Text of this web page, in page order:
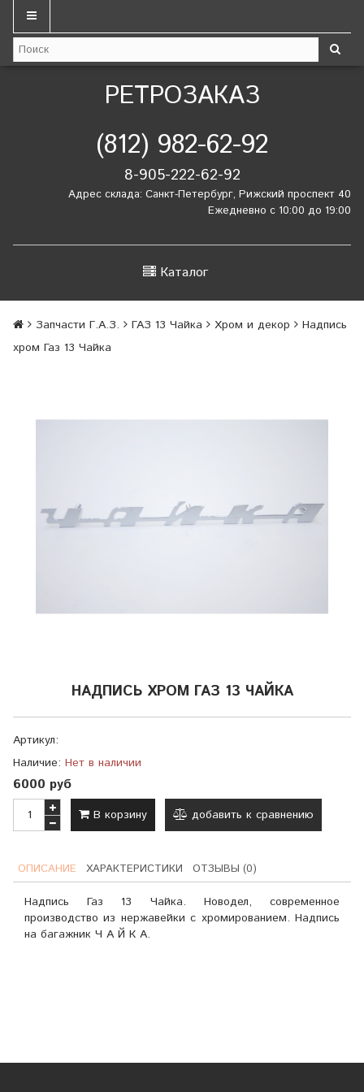
РЕТРОЗАКАЗ
(812) 982-62-92
8-905-222-62-92
Адрес склада: Санкт-Петербург, Рижский проспект 40
Ежедневно с 10:00 до 19:00
Каталог
Запчасти Г.А.З. ГАЗ 13 Чайка Хром и декор
Надпись
хром Газ 13 Чайка
НАДПИСЬ ХРОМ ГАЗ 13 ЧАЙКА
Артикул:
Наличие: Нет в наличии
6000 руб
В корзину добавить к сравнению
ОПИСАНИЕ ХАРАКТЕРИСТИКИ ОТЗЫВЫ (0)
Надпись Газ 13 Чайка. Новодел, современное
производство из нержавейки с хромированием. Надпись
на багажник Ч А Й К А.